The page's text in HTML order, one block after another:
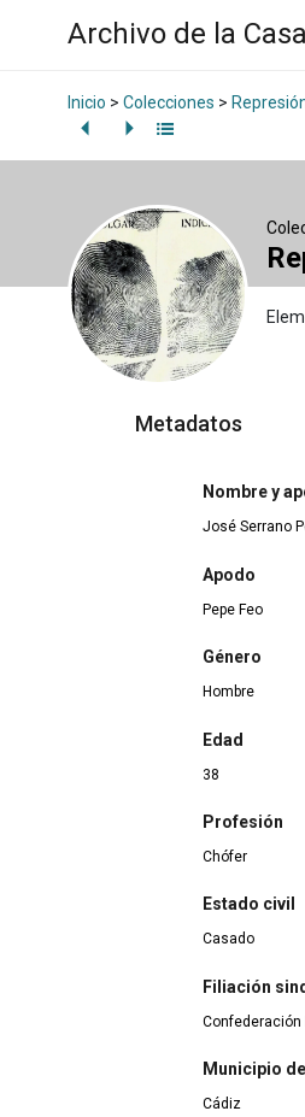
Archivo de la
Inicio > Colecciones >
Metadatos
Nombre y
José Serrano
Apodo
Pepe Feo
Género
Hombre
Edad
38
Profesión
Chófer
Estado civil
Casado
Filiación
Confederación
Municipio
Cádiz